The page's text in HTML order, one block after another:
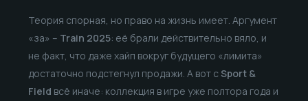
Теория спорная, но право на жизнь имеет. Аргумент
«за» – Train 2025: её брали действительно вяло, и
не факт, что даже хайп вокруг будущего «лимита»
достаточно подстегнул продажи. А вот сSport &
Field всё иначе: коллекция в игре уже полтора года и